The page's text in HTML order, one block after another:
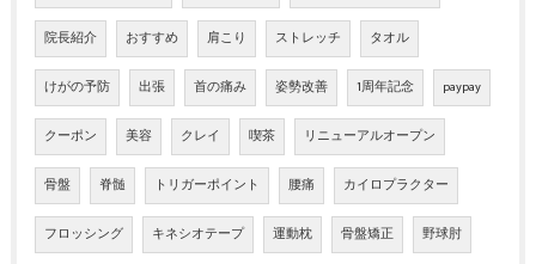
院長紹介 おすすめ 肩こり ストレッチ タオル
けがの予防 出張 首の痛み 姿勢改善 1周年記念 paypay
クーポン 美容 クレイ 喫茶 リニューアルオープン
骨盤 脊髄 トリガーポイント 腰痛 カイロプラクター
フロッシング キネシオテープ 運動枕 骨盤矯正 野球肘